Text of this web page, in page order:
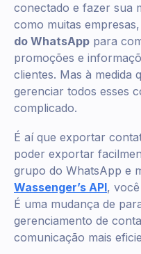
conectado e fazer sua
como muitas
do WhatsApp para
promoções e
clientes. Mas à medida
gerenciar todos esses
complicado.
É aí que exportar
poder exportar
grupo do WhatsApp e
Wassenger’s API,
É uma mudança de
gerenciamento de
comunicação mais